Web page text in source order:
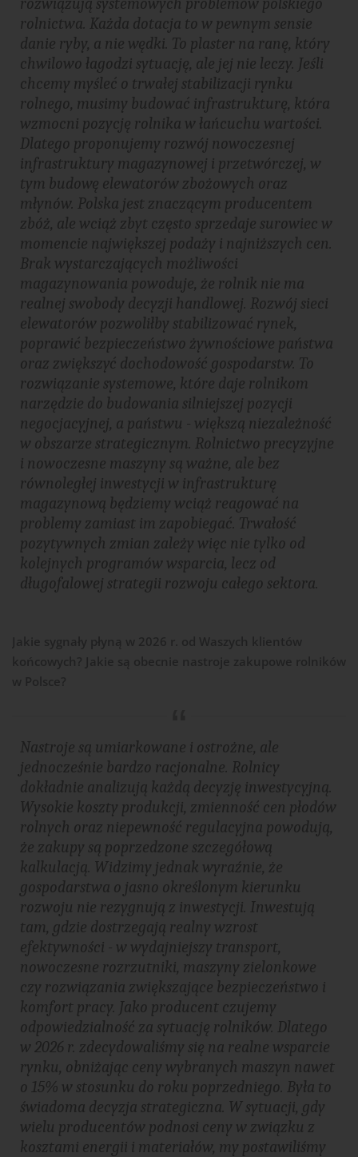
rolnictwa. Każda dotacja to w pewnym sensie
danie ryby, a nie wędki. To plaster na ranę, który
chwilowo łagodzi sytuację, ale jej nie leczy. Jeśli
chcemy myśleć o trwałej stabilizacji rynku
rolnego, musimy budować infrastrukturę, która
wzmocni pozycję rolnika w łańcuchu wartości.
Dlatego proponujemy rozwój nowoczesnej
infrastruktury magazynowej i przetwórczej, w
tym budowę elewatorów zbożowych oraz
młynów. Polska jest znaczącym producentem
zbóż, ale wciąż zbyt często sprzedaje surowiec w
momencie największej podaży i najniższych cen.
Brak wystarczających możliwości
magazynowania powoduje, że rolnik nie ma
realnej swobody decyzji handlowej. Rozwój sieci
elewatorów pozwoliłby stabilizować rynek,
poprawić bezpieczeństwo żywnościowe państwa
oraz zwiększyć dochodowość gospodarstw. To
rozwiązanie systemowe, które daje rolnikom
narzędzie do budowania silniejszej pozycji
negocjacyjnej, a państwu - większą niezależność
w obszarze strategicznym. Rolnictwo precyzyjne
i nowoczesne maszyny są ważne, ale bez
równoległej inwestycji w infrastrukturę
magazynową będziemy wciąż reagować na
problemy zamiast im zapobiegać. Trwałość
pozytywnych zmian zależy więc nie tylko od
kolejnych programów wsparcia, lecz od
długofalowej strategii rozwoju całego sektora.
Nastroje są umiarkowane i ostrożne, ale
jednocześnie bardzo racjonalne. Rolnicy
dokładnie analizują każdą decyzję inwestycyjną.
Wysokie koszty produkcji, zmienność cen płodów
rolnych oraz niepewność regulacyjna powodują,
że zakupy są poprzedzone szczegółową
kalkulacją. Widzimy jednak wyraźnie, że
gospodarstwa o jasno określonym kierunku
rozwoju nie rezygnują z inwestycji. Inwestują
tam, gdzie dostrzegają realny wzrost
efektywności - w wydajniejszy transport,
nowoczesne rozrzutniki, maszyny zielonkowe
czy rozwiązania zwiększające bezpieczeństwo i
komfort pracy. Jako producent czujemy
odpowiedzialność za sytuację rolników. Dlatego
w 2026 r. zdecydowaliśmy się na realne wsparcie
rynku, obniżając ceny wybranych maszyn nawet
o 15% w stosunku do roku poprzedniego. Była to
świadoma decyzja strategiczna. W sytuacji, gdy
wielu producentów podnosi ceny w związku z
kosztami energii i materiałów, my postawiliśmy